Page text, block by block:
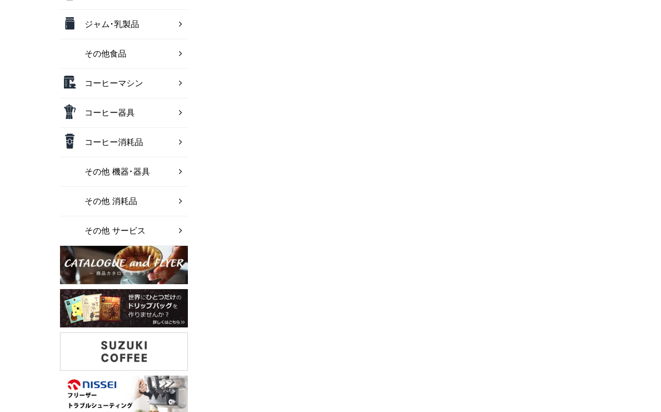
ジャム･乳製品
その他食品
コーヒーマシン
コーヒー器具
コーヒー消耗品
その他 機器･器具
その他 消耗品
その他 サービス